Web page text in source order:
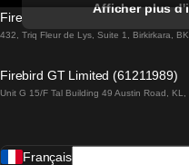
Trains de
Trains de
Afficher plus
Firebird GT Limited (OC 1451)
432, Triq Fleur de Lys, Suite 1, Birkirkara,
Firebird GT Limited (61211989)
Unit G 15/F Tal Building 49 Austin Road, KL,
Français